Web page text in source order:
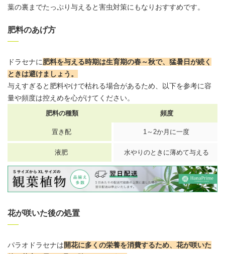
葉の裏までたっぷり与えると害虫対策にもなりおすすめです。
肥料のあげ方
ドラセナに肥料を与える時期は生育期の春～秋で、猛暑日が続く
ときは避けましょう 。
与えすぎると肥料やけで枯れる場合があるため、以下を参考に容
量や頻度は控えめを心がけてください。
肥料の種類 頻度
置き配 1～2か月に一度
液肥 水やりのときに薄めて与える
花が咲いた後の処置
パラオドラセナは開花に多くの栄養を消費するため、花が咲いた